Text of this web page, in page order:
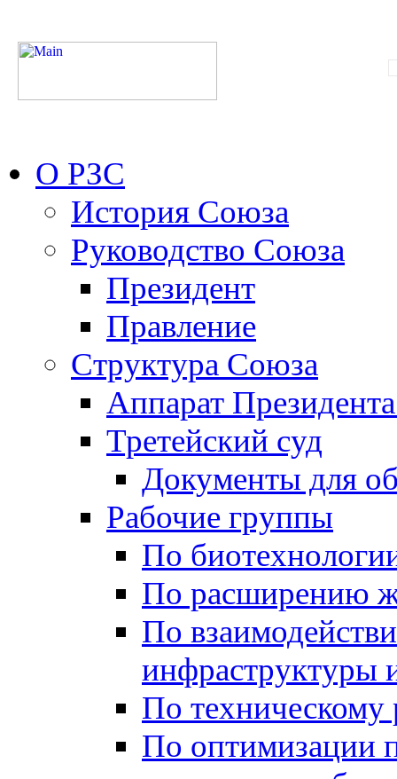
О РЗС
История Союза
Руководство Союза
Президент
Правление
Структура Союза
Аппарат
Третейский суд
Документы для
Рабочие группы
По
По расширению
По
инфраструктуры
По техническому
По оптимизации